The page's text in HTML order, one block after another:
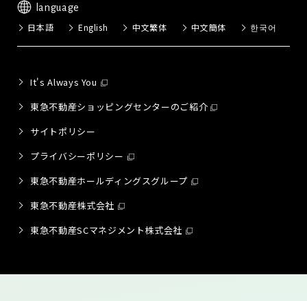
language
日本語 English 中文繁体 中文簡体 한국어
It's Always You
東急不動産ショッピングセンターのご紹介
サイトポリシー
プライバシーポリシー
東急不動産ホールディングスグループ
東急不動産株式会社
東急不動産SCマネジメント株式会社